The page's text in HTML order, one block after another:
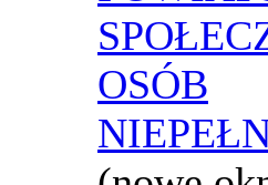
OSÓB